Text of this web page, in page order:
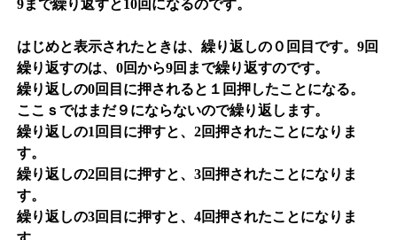
9まで繰り返すと10回になるのです。
はじめと表示されたときは、繰り返しの０回目です。9回
繰り返すのは、0回から9回まで繰り返すのです。
繰り返しの0回目に押されると１回押したことになる。
ここｓではまだ９にならないので繰り返します。
繰り返しの1回目に押すと、2回押されたことになりま
す。
繰り返しの2回目に押すと、3回押されたことになりま
す。
繰り返しの3回目に押すと、4回押されたことになりま